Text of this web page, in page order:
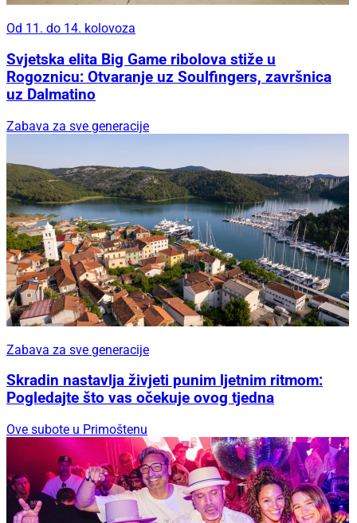
Od 11. do 14. kolovoza
Svjetska elita Big Game ribolova stiže u
Rogoznicu: Otvaranje uz Soulfingers, završnica
uz Dalmatino
Zabava za sve generacije
Zabava za sve generacije
Skradin nastavlja živjeti punim ljetnim ritmom:
Pogledajte što vas očekuje ovog tjedna
Ove subote u Primoštenu